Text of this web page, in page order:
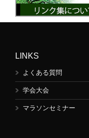
LINKS
よくある質問
学会大会
マラソンセミナー